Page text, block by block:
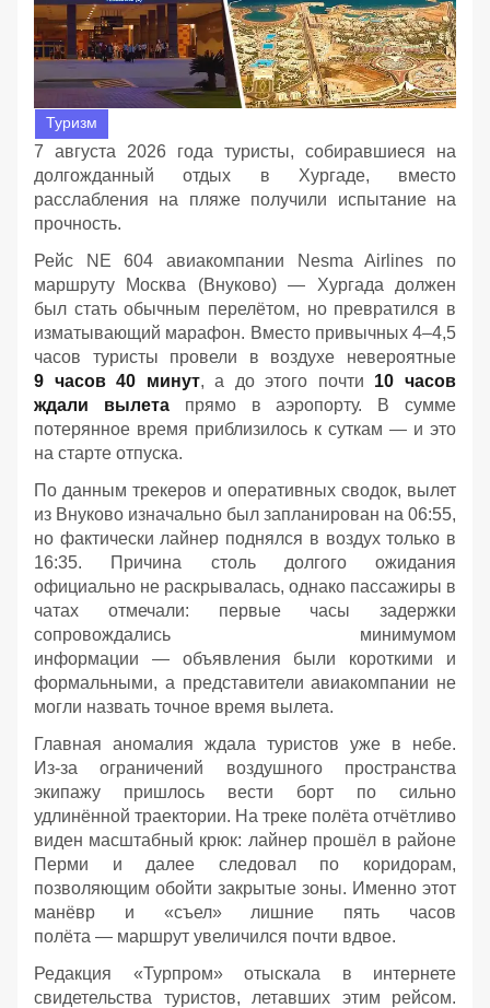
Туризм
7 августа 2026 года туристы, собиравшиеся на
долгожданный отдых в Хургаде, вместо
расслабления на пляже получили испытание на
прочность.
Рейс NE 604 авиакомпании Nesma Airlines по
маршруту Москва (Внуково) — Хургада должен
был стать обычным перелётом, но превратился в
изматывающий марафон. Вместо привычных 4–4,5
часов туристы провели в воздухе невероятные
9 часов 40 минут, а до этого почти 10 часов
ждали вылетапрямо в аэропорту. В сумме
потерянное время приблизилось к суткам — и это
на старте отпуска.
По данным трекеров и оперативных сводок, вылет
из Внуково изначально был запланирован на 06:55,
но фактически лайнер поднялся в воздух только в
16:35. Причина столь долгого ожидания
официально не раскрывалась, однако пассажиры в
чатах отмечали: первые часы задержки
сопровождались минимумом
информации — объявления были короткими и
формальными, а представители авиакомпании не
могли назвать точное время вылета.
Главная аномалия ждала туристов уже в небе.
Из‑за ограничений воздушного пространства
экипажу пришлось вести борт по сильно
удлинённой траектории. На треке полёта отчётливо
виден масштабный крюк: лайнер прошёл в районе
Перми и далее следовал по коридорам,
позволяющим обойти закрытые зоны. Именно этот
манёвр и «съел» лишние пять часов
полёта — маршрут увеличился почти вдвое.
Редакция «Турпром» отыскала в интернете
свидетельства туристов, летавших этим рейсом.